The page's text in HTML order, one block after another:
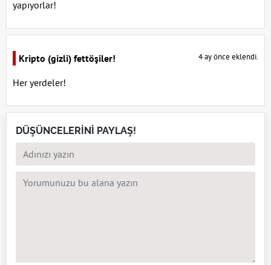
yapıyorlar!
Kripto (gizli) fettöşiler! 4 ay önce eklendi.
Her yerdeler!
DÜŞÜNCELERİNİ PAYLAŞ!